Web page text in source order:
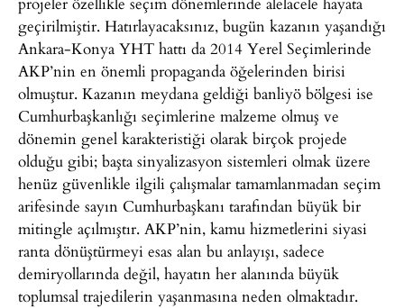
geçirilmiştir. Hatırlayacaksınız, bugün kazanın yaşandığı
Ankara-Konya YHT hattı da 2014 Yerel Seçimlerinde
AKP’nin en önemli propaganda öğelerinden birisi
olmuştur. Kazanın meydana geldiği banliyö bölgesi ise
Cumhurbaşkanlığı seçimlerine malzeme olmuş ve
dönemin genel karakteristiği olarak birçok projede
olduğu gibi; başta sinyalizasyon sistemleri olmak üzere
henüz güvenlikle ilgili çalışmalar tamamlanmadan seçim
arifesinde sayın Cumhurbaşkanı tarafından büyük bir
mitingle açılmıştır. AKP’nin, kamu hizmetlerini siyasi
ranta dönüştürmeyi esas alan bu anlayışı, sadece
demiryollarında değil, hayatın her alanında büyük
toplumsal trajedilerin yaşanmasına neden olmaktadır.